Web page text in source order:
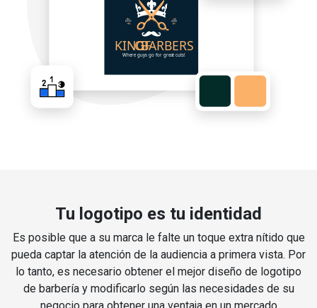
Tu logotipo es tu identidad
Es posible que a su marca le falte un toque extra nítido que
pueda captar la atención de la audiencia a primera vista. Por
lo tanto, es necesario obtener el mejor diseño de logotipo
de barbería y modificarlo según las necesidades de su